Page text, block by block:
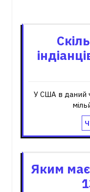
У США в даний
Яким має